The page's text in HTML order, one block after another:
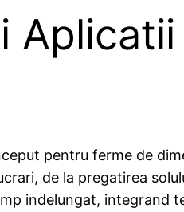
Aplicatii
pentru ferme de
de la pregatirea
indelungat, integrand